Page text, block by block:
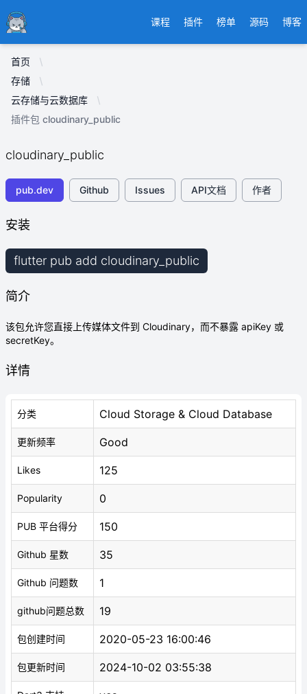
Ducafecat 课程 插件 榜单 源码 博客
首页
存储
云存储与云数据库
插件包 cloudinary_public
cloudinary_public
pub.dev Github Issues API文档 作者
安装
flutter pub add cloudinary_public
简介
该包允许您直接上传媒体文件到 Cloudinary，而不暴露 apiKey 或
secretKey。
详情
分类 Cloud Storage & Cloud Database
更新频率 Good
Likes 125
Popularity 0
PUB 平台得分 150
Github 星数 35
Github 问题数 1
github问题总数 19
包创建时间 2020-05-23 16:00:46
包更新时间 2024-10-02 03:55:38